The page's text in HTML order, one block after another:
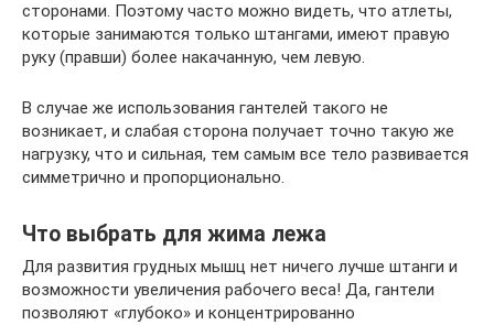
сторонами. Поэтому часто можно видеть, что атлеты,
которые занимаются только штангами, имеют правую
руку (правши) более накачанную, чем левую.
В случае же использования гантелей такого не
возникает, и слабая сторона получает точно такую же
нагрузку, что и сильная, тем самым все тело развивается
симметрично и пропорционально.
Что выбрать для жима лежа
Для развития грудных мышц нет ничего лучше штанги и
возможности увеличения рабочего веса! Да, гантели
позволяют «глубоко» и концентрированно